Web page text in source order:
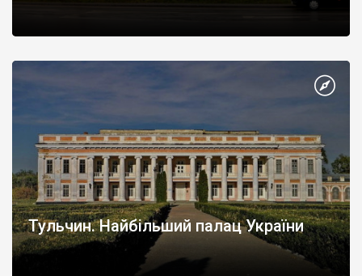
Тульчин. Найбільший палац України